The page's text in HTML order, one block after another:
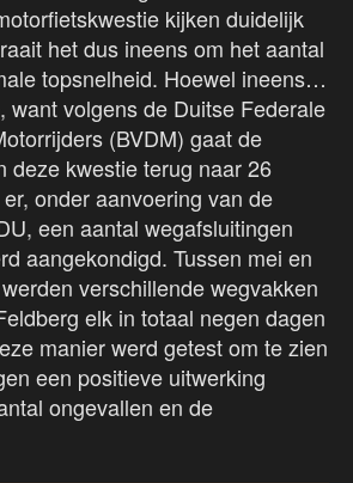
kijken duidelijk
het dus ineens om het aantal
topsnelheid. Hoewel ineens…
want volgens de Duitse Federale
(BVDM) gaat de
deze kwestie terug naar 26
onder aanvoering van de
een aantal wegafsluitingen
aangekondigd. Tussen mei en
verschillende wegvakken
elk in totaal negen dagen
manier werd getest om te zien
een positieve uitwerking
ongevallen en de